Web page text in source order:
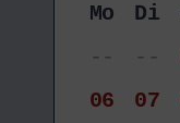
Mo Di
--
--
06
07